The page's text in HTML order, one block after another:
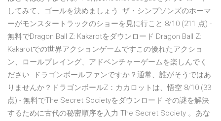
してみて、ゴールを決めましょう. ザ・シンプソンズのホーマ
ーがモンスタートラックのショーを見に行こと 8/10 (211 点) -
無料でDragon Ball Z: Kakarotをダウンロード Dragon Ball Z:
Kakarotでの世界アクションゲームですこの優れたアクショ
ン、ロールプレイング、アドベンチャーゲームを楽しんでく
ださい. ドラゴンボールファンですか？通常、誰がそうではあ
りませんか？ドラゴンボールZ：カカロットは、悟空 8/10 (33
点) - 無料でThe Secret Societyをダウンロード その謎を解決
するために古代の秘密順序を入力 The Secret Society 。あな